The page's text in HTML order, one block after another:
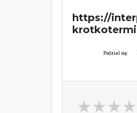
https://
Podziel się: